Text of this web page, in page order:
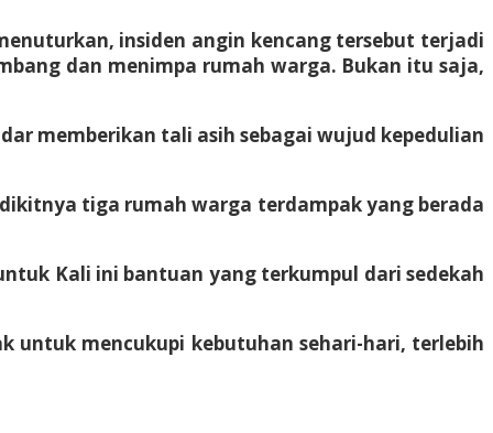
insiden angin kencang tersebut terjadi
dan menimpa rumah warga. Bukan itu saja,
memberikan tali asih sebagai wujud kepedulian
tiga rumah warga terdampak yang berada
Kali ini bantuan yang terkumpul dari sedekah
untuk mencukupi kebutuhan sehari-hari, terlebih